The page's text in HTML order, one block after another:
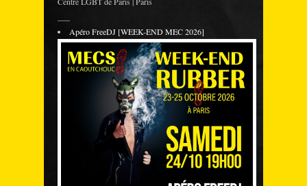
Apéro FreeDJ [WEEK-END MEC 2026]